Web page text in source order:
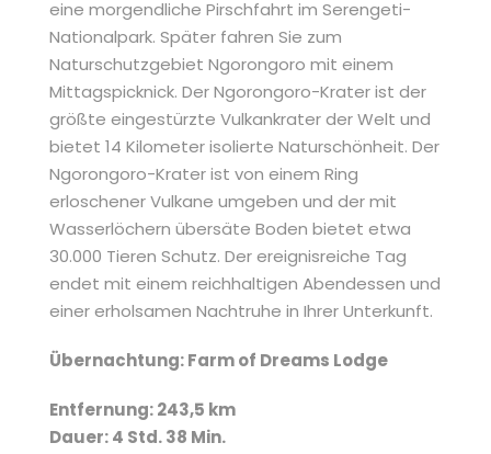
eine morgendliche Pirschfahrt im Serengeti-
Nationalpark. Später fahren Sie zum
Naturschutzgebiet Ngorongoro mit einem
Mittagspicknick. Der Ngorongoro-Krater ist der
größte eingestürzte Vulkankrater der Welt und
bietet 14 Kilometer isolierte Naturschönheit. Der
Ngorongoro-Krater ist von einem Ring
erloschener Vulkane umgeben und der mit
Wasserlöchern übersäte Boden bietet etwa
30.000 Tieren Schutz. Der ereignisreiche Tag
endet mit einem reichhaltigen Abendessen und
einer erholsamen Nachtruhe in Ihrer Unterkunft.
Übernachtung: Farm of Dreams Lodge
Entfernung: 243,5 km
Dauer: 4 Std. 38 Min.